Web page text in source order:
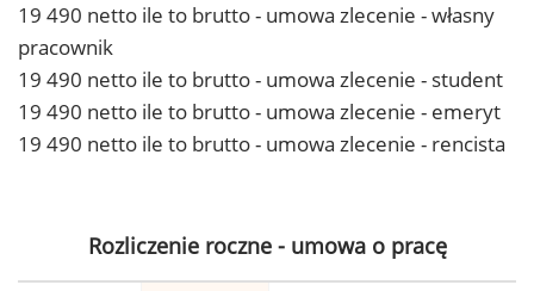
19 490 netto ile to brutto - umowa zlecenie - własny
pracownik
19 490 netto ile to brutto - umowa zlecenie - student
19 490 netto ile to brutto - umowa zlecenie - emeryt
19 490 netto ile to brutto - umowa zlecenie - rencista
Rozliczenie roczne - umowa o pracę